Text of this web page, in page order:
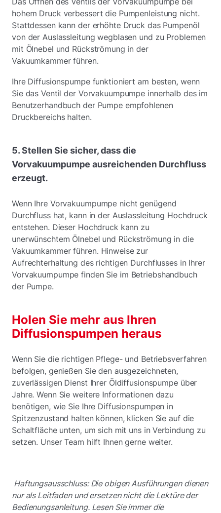
hohem Druck verbessert die Pumpenleistung nicht.
Stattdessen kann der erhöhte Druck das Pumpenöl
von der Auslassleitung wegblasen und zu Problemen
mit Ölnebel und Rückströmung in der
Vakuumkammer führen.
Ihre Diffusionspumpe funktioniert am besten, wenn
Sie das Ventil der Vorvakuumpumpe innerhalb des im
Benutzerhandbuch der Pumpe empfohlenen
Druckbereichs halten.
5. Stellen Sie sicher, dass die
Vorvakuumpumpe ausreichenden Durchfluss
erzeugt.
Wenn Ihre Vorvakuumpumpe nicht genügend
Durchfluss hat, kann in der Auslassleitung Hochdruck
entstehen. Dieser Hochdruck kann zu
unerwünschtem Ölnebel und Rückströmung in die
Vakuumkammer führen. Hinweise zur
Aufrechterhaltung des richtigen Durchflusses in Ihrer
Vorvakuumpumpe finden Sie im Betriebshandbuch
der Pumpe.
Holen Sie mehr aus Ihren
Diffusionspumpen heraus
Wenn Sie die richtigen Pflege- und Betriebsverfahren
befolgen, genießen Sie den ausgezeichneten,
zuverlässigen Dienst Ihrer Öldiffusionspumpe über
Jahre. Wenn Sie weitere Informationen dazu
benötigen, wie Sie Ihre Diffusionspumpen in
Spitzenzustand halten können, klicken Sie auf die
Schaltfläche unten, um sich mit uns in Verbindung zu
setzen. Unser Team hilft Ihnen gerne weiter.
Haftungsausschluss: Die obigen Ausführungen dienen
nur als Leitfaden und ersetzen nicht die Lektüre der
Bedienungsanleitung. Lesen Sie immer die